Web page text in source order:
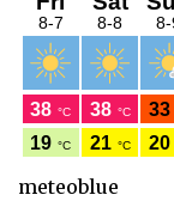
meteoblue